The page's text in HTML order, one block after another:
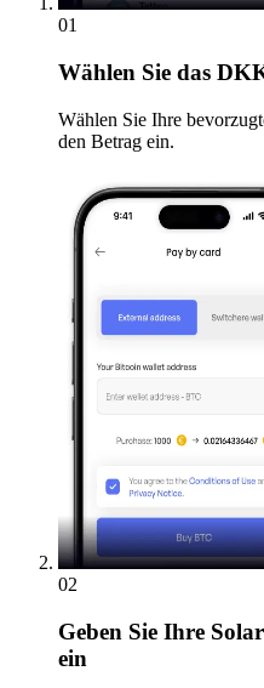
01
Wählen Sie das
Wählen Sie Ihre
den Betrag ein.
02
Geben Sie Ihre
ein